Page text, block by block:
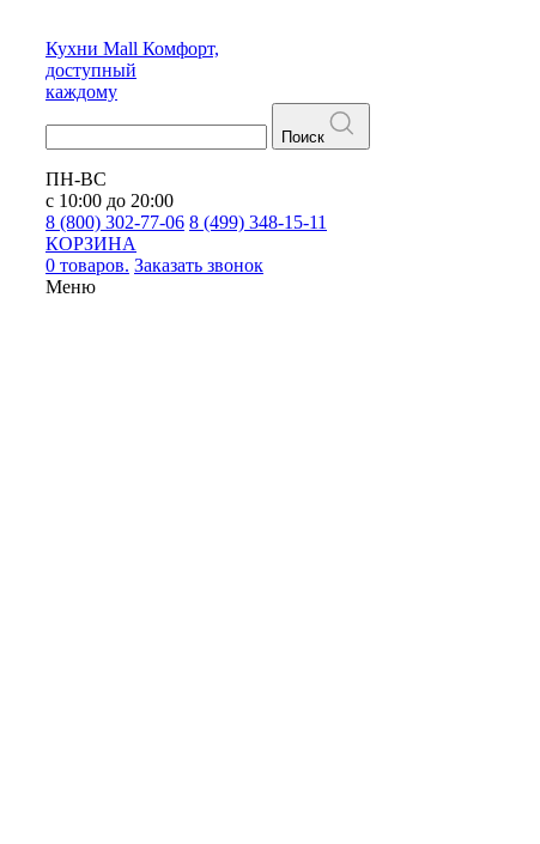
Кухни Mall Комфорт,
доступный
каждому
Поиск
ПН-ВС
с 10:00 до 20:00
8 (800) 302-77-06 8 (499) 348-15-11
КОРЗИНА
0 товаров. Заказать звонок
Меню